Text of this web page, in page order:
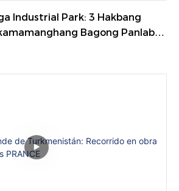
Industrial Park: 3 Hakbang
Bagong Panlabas